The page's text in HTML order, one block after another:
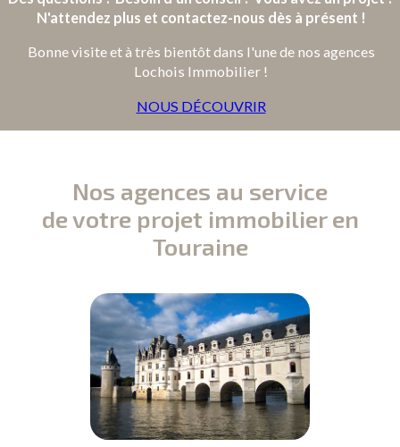
N'attendez plus et contactez-nous dès à présent !
Bonne visite et à très bientôt dans l'une de nos agences
Lochois Immobilier !
NOUS DÉCOUVRIR
Nos agences au service
de votre projet immobilier en
Touraine